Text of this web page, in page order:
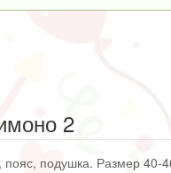
2
пояс, подушка. Размер 40-